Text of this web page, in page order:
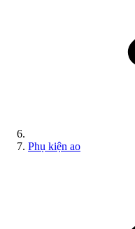
Phụ kiện ao